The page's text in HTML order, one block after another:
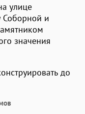
улице
Соборной и
значения
до